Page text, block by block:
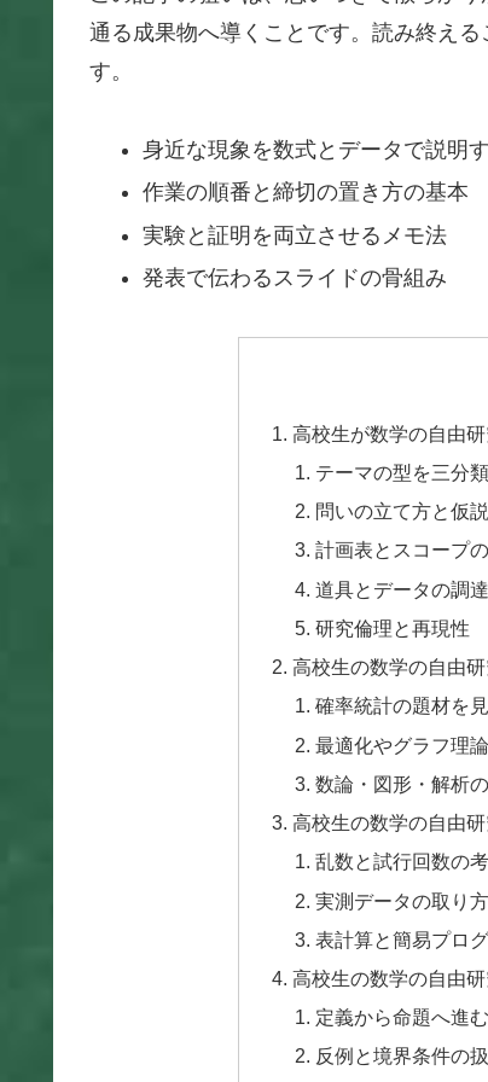
通る成果物へ導くことです。読み終え
す。
身近な現象を数式とデータで説明
作業の順番と締切の置き方の基本
実験と証明を両立させるメモ法
発表で伝わるスライドの骨組み
高校生が数学の自由
テーマの型を三分
問いの立て方と仮
計画表とスコープ
道具とデータの調達
研究倫理と再現性
高校生の数学の自由
確率統計の題材を
最適化やグラフ理
数論・図形・解析
高校生の数学の自由
乱数と試行回数の
実測データの取り方
表計算と簡易プロ
高校生の数学の自由
定義から命題へ進
反例と境界条件の